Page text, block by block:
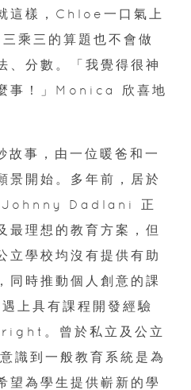
這樣，Chloe一口氣上
乘三的算題也不會做
、分數。「我覺得很神
事！」Monica 欣喜地
事，由一位暖爸和一
景開始。多年前，居於
Johnny Dadlani 正
最理想的教育方案，但
立學校均沒有提供有助
同時推動個人創意的課
上具有課程開發經驗
。曾於私立及公立
識到一般教育系統是為
望為學生提供嶄新的學